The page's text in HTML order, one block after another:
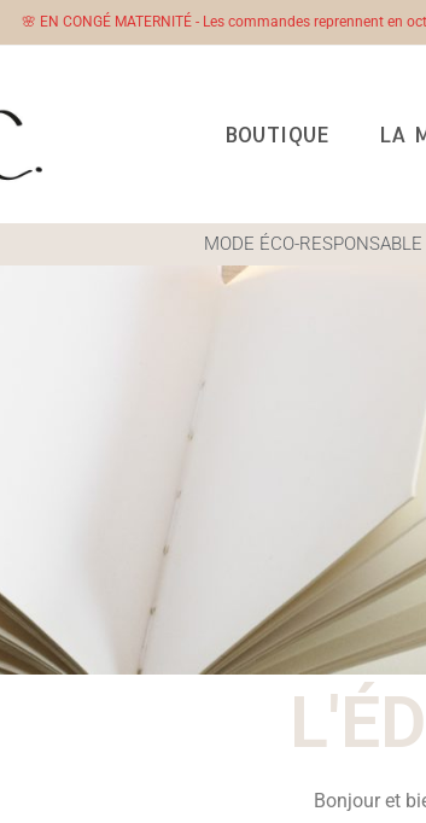
🌸 EN CONGÉ MATERNITÉ - Les commandes reprennent en
BOUTIQUE LA
MODE ÉCO-
Bonjour et